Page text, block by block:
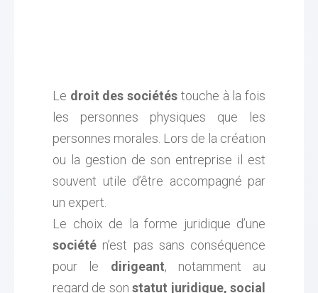
Le droit des sociétés touche à la fois
les personnes physiques que les
personnes morales. Lors de la création
ou la gestion de son entreprise il est
souvent utile d’être accompagné par
un expert.
Le choix de la forme juridique d’une
société n’est pas sans conséquence
pour le dirigeant, notamment au
regard de sonstatut juridique, social